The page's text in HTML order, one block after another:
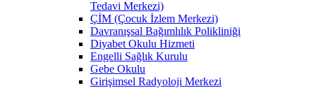
Tedavi Merkezi)
ÇİM (Çocuk İzlem Merkezi)
Davranışsal Bağımlılık Polikliniği
Diyabet Okulu Hizmeti
Engelli Sağlık Kurulu
Gebe Okulu
Girişimsel Radyoloji Merkezi